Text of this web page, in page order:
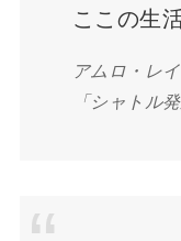
ここの生
アムロ・レイ
「シャトル